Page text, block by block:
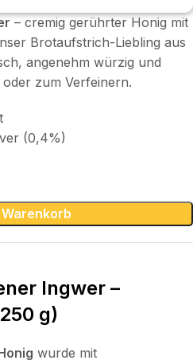
– cremig gerührter Honig mit
Brotaufstrich-Liebling aus
angenehm würzig und
zum Verfeinern.
(0,4%)
Warenkorb
Ingwer –
g)
wurde mit